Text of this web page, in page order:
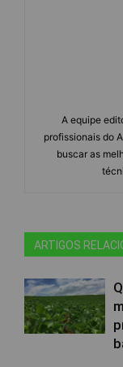
A equipe
profissionais do
buscar as
ARTIGOS